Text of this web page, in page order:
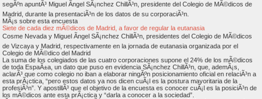
segÃºn apuntÃ³ Miguel Ãngel SÃ¡nchez ChillÃ³n, presidente del Colegio de MÃ©dicos de
Madrid, durante la presentaciÃ³n de los datos de su corporaciÃ³n.
MÃ¡s sobre esta encuesta
Siete de cada diez mÃ©dicos de Madrid, a favor de regular la eutanasia
Cosme Nevada y Miguel Ãngel SÃ¡nchez ChillÃ³n, presidentes del Colegio de MÃ©dicos
de Vizcaya y Madrid, respectivamente en la jornada de eutanasia organizada por el
Colegio de MÃ©dico del Madrid
La suma de los colegiados de las cuatro corporaciones supone el 24% de los mÃ©dicos
de toda EspaÃ±a, un dato que puso en evidencia SÃ¡nchez ChillÃ³n, que, ademÃ¡s,
aclarÃ³ que como colegio no iban a elaborar ningÃºn posicionamiento oficial en relaciÃ³n a
esta prÃ¡ctica, “pero estos datos ya nos dicen cuÃ¡l es la postura mayoritaria de la
profesiÃ³n”. Y apostillÃ³ que el objetivo de la encuesta es conocer cuÃ¡l es la posiciÃ³n de
los mÃ©dicos ante esta prÃ¡ctica y “darla a conocer a la sociedad”.